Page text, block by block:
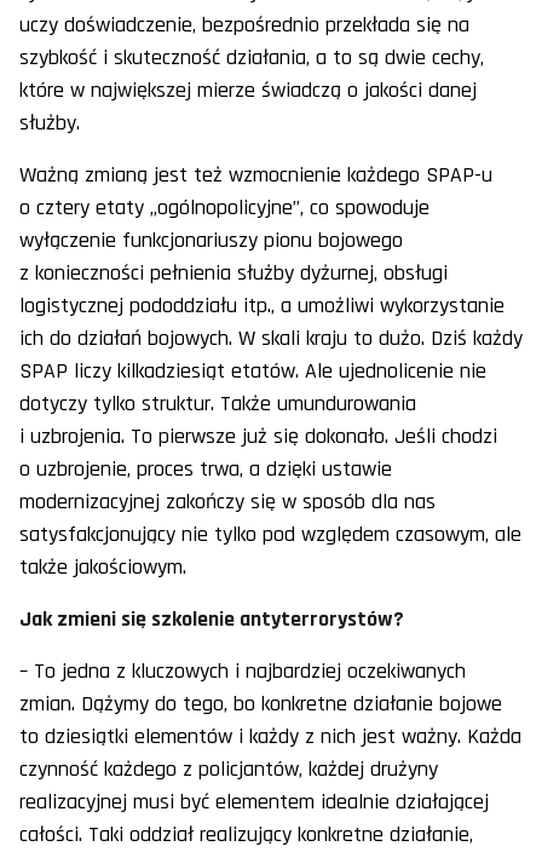
uczy doświadczenie, bezpośrednio przekłada się na
szybkość i skuteczność działania, a to są dwie cechy,
które w największej mierze świadczą o jakości danej
służby.
Ważną zmianą jest też wzmocnienie każdego SPAP-u
o cztery etaty „ogólnopolicyjne”, co spowoduje
wyłączenie funkcjonariuszy pionu bojowego
z konieczności pełnienia służby dyżurnej, obsługi
logistycznej pododdziału itp., a umożliwi wykorzystanie
ich do działań bojowych. W skali kraju to dużo. Dziś każdy
SPAP liczy kilkadziesiąt etatów. Ale ujednolicenie nie
dotyczy tylko struktur. Także umundurowania
i uzbrojenia. To pierwsze już się dokonało. Jeśli chodzi
o uzbrojenie, proces trwa, a dzięki ustawie
modernizacyjnej zakończy się w sposób dla nas
satysfakcjonujący nie tylko pod względem czasowym, ale
także jakościowym.
Jak zmieni się szkolenie antyterrorystów?
– To jedna z kluczowych i najbardziej oczekiwanych
zmian. Dążymy do tego, bo konkretne działanie bojowe
to dziesiątki elementów i każdy z nich jest ważny. Każda
czynność każdego z policjantów, każdej drużyny
realizacyjnej musi być elementem idealnie działającej
całości. Taki oddział realizujący konkretne działanie,